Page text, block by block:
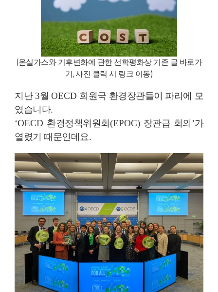
(온실가스와 기후변화에 관한 선학평화상 기존 글 바로가
기, 사진 클릭 시 링크 이동)
지난 3월 OECD 회원국 환경장관들이 파리에 모
였습니다.
‘OECD 환경정책위원회 (EPOC) 장관급 회의 ’가
열렸기 때문인데요.